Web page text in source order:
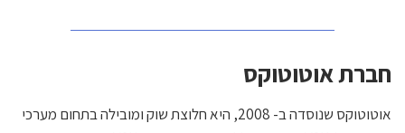
אוטוטוקס
אוטוטוקס שנוסדה ב- 2008, היא חלוצת שוק ומובילה בתחום מערכי